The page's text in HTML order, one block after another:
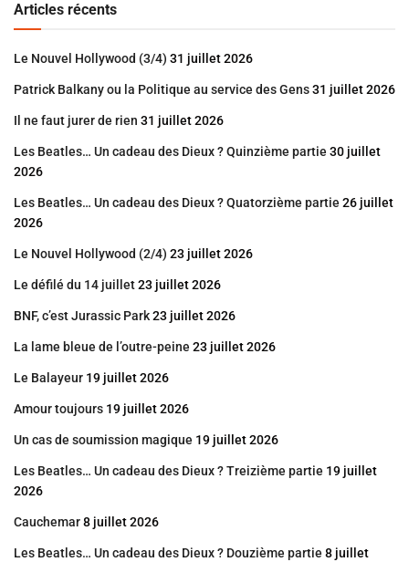
Articles récents
Le Nouvel Hollywood (3/4) 31 juillet 2026
Patrick Balkany ou la Politique au service des Gens31 juillet 2026
Il ne faut jurer de rien 31 juillet 2026
Les Beatles… Un cadeau des Dieux ? Quinzième partie 30 juillet
2026
Les Beatles… Un cadeau des Dieux ? Quatorzième partie 26 juillet
2026
Le Nouvel Hollywood (2/4) 23 juillet 2026
Le défilé du 14 juillet23 juillet 2026
BNF, c’est Jurassic Park23 juillet 2026
La lame bleue de l’outre-peine 23 juillet 2026
Le Balayeur 19 juillet 2026
Amour toujours 19 juillet 2026
Un cas de soumission magique 19 juillet 2026
Les Beatles… Un cadeau des Dieux ? Treizième partie 19 juillet
2026
Cauchemar8 juillet 2026
Les Beatles… Un cadeau des Dieux ? Douzième partie 8 juillet